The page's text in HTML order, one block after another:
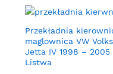
Przekładnia
maglownica VW
Jetta IV 1998 – 2005
Listwa